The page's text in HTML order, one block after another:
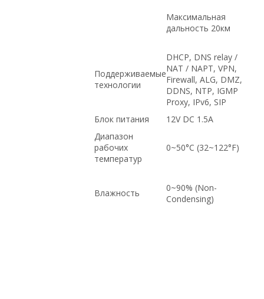
Максимальная
дальность 20км
Поддерживаемые
технологии
DHCP, DNS relay /
NAT / NAPT, VPN,
Firewall, ALG, DMZ,
DDNS, NTP, IGMP
Proxy, IPv6, SIP
Блок питания
12V DC 1.5A
Диапазон
рабочих
температур
0~50°C (32~122°F)
Влажность
0~90% (Non-
Condensing)